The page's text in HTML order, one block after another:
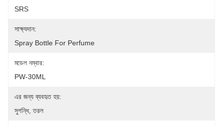
SRS
সাক্ষ্যদান:
Spray Bottle For Perfume
মডেল নম্বার:
PW-30ML
এর জন্য ব্যবহৃত হয়:
সুগন্ধি, তরল